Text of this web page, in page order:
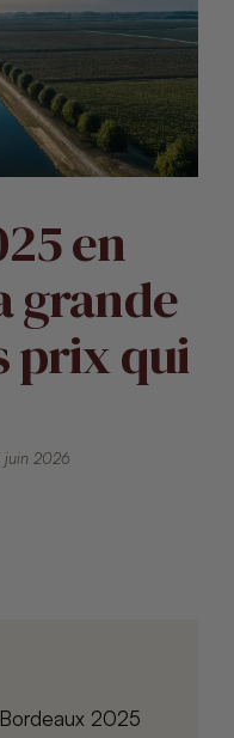
en
grande
prix qui
juin 2026
2025